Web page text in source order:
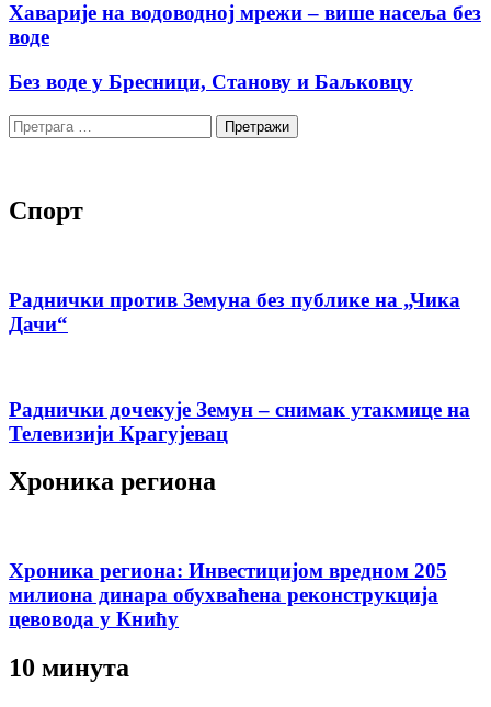
Хаварије на водоводној мрежи – више насеља без
воде
Без воде у Бресници, Станову и Баљковцу
Претрага
за:
Спорт
Раднички против Земуна без публике на „Чика
Дачи“
Раднички дочекује Земун – снимак утакмице на
Телевизији Крагујевац
Хроника региона
Хроника региона: Инвестицијом вредном 205
милиона динара обухваћена реконструкција
цевовода у Книћу
10 минута